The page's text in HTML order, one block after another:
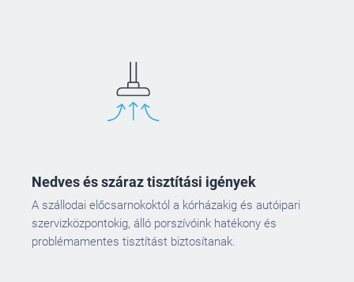
Nedves és száraz tisztítási igények
A szállodai előcsarnokoktól a kórházakig és autóipari
szervizközpontokig, álló porszívóink hatékony és
problémamentes tisztítást biztosítanak.